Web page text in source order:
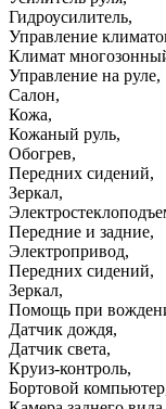
Гидроусилитель,
Управление
Климат
Управление на руле,
Салон,
Кожа,
Кожаный руль,
Обогрев,
Передних сидений,
Зеркал,
Передние и задние,
Электропривод,
Передних сидений,
Зеркал,
Помощь при
Датчик дождя,
Датчик света,
Круиз-контроль,
Бортовой компьютер